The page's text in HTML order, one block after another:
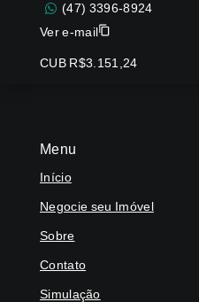
Menu
Início
Negocie seu Imóvel
Sobre
Contato
Simulação
(47) 3396-8924
Ver e-mail
CUB R$3.151,24